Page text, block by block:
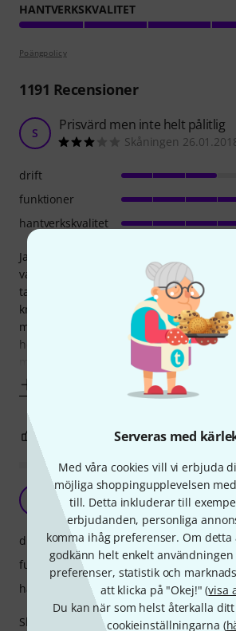
Serveras med
Med våra cookies vill vi erbjuda
möjliga shoppingupplevelsen
till. Detta inkluderar till
erbjudanden, personliga
komma ihåg preferenser. Om detta
godkänn helt enkelt användningen
preferenser, statistik och
att klicka på "Okej!" (visa
Du kan när som helst återkalla
cookieinställningarna (
HANTVERKSKVALITET
Poängpolicy
1191 Recensioner
S Prisvärd men inte helt pålitlig
Skåningen
Jag köpte den här produkten för att
vara något för våra liveframträdanden i
tappade tilliten till dess driftsäkerhet då
knaster och störningar när jag spelade,
minut kunde ett missljud komma. Detta
hemmet och hade bara 1-2 meter mellan
mottagare. Störningarna skulle
drift
funktioner
hantverkskvalitet
ANMÄL RECENSION
Pils 26.02.2022
Short batterytime, some humming but it
drift
funktioner
hantverkskvalitet